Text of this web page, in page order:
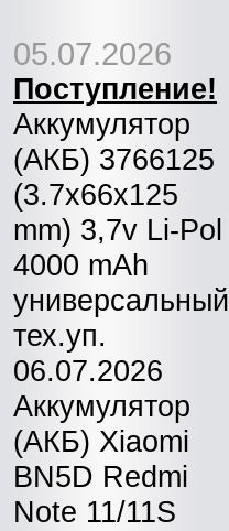
05.07.2026
Поступление!
Аккумулятор
(АКБ) 3766125
(3.7x66x125
mm) 3,7v Li-Pol
4000 mAh
универсальный
тех.уп.
06.07.2026
Аккумулятор
(АКБ) Xiaomi
BN5D Redmi
Note 11/11S